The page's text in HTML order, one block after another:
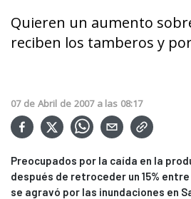
Quieren un aumento
reciben los tamberos y
07 de Abril de 2007 a las 08:17
Preocupados por la caída en la
después de retroceder un 15%
se agravó por las inundaciones en